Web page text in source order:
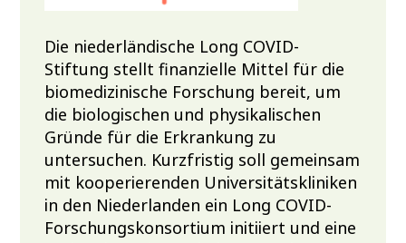
Die niederländische Long COVID-
Stiftung stellt finanzielle Mittel für die
biomedizinische Forschung bereit, um
die biologischen und physikalischen
Gründe für die Erkrankung zu
untersuchen. Kurzfristig soll gemeinsam
mit kooperierenden Universitätskliniken
in den Niederlanden ein Long COVID-
Forschungskonsortium initiiert und eine